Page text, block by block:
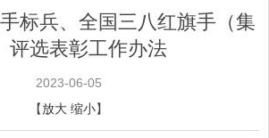
标兵、全国三八红旗手（集
评选表彰工作办法
2023-06-05
【放大 缩小】